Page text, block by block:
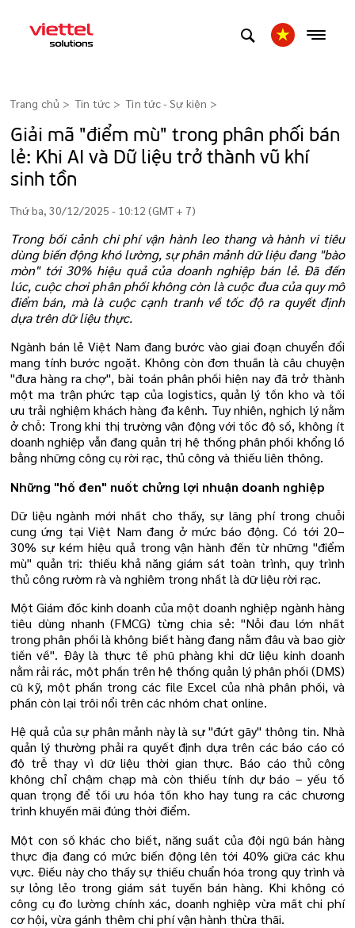
Trang chủ Tin tức Tin tức - Sự kiện >
Giải mã "điểm mù" trong phân phối bán
lẻ: Khi AI và Dữ liệu trở thành vũ khí
sinh tồn
Thứ ba, 30/12/2025 - 10:12 (GMT + 7)
Trong bối cảnh chi phí vận hành leo thang và hành vi tiêu
dùng biến động khó lường, sự phân mảnh dữ liệu đang "bào
mòn" tới 30% hiệu quả của doanh nghiệp bán lẻ. Đã đến
lúc, cuộc chơi phân phối không còn là cuộc đua của quy mô
điểm bán, mà là cuộc cạnh tranh về tốc độ ra quyết định
dựa trên dữ liệu thực.
Ngành bán lẻ Việt Nam đang bước vào giai đoạn chuyển đổi
mang tính bước ngoặt. Không còn đơn thuần là câu chuyện
"đưa hàng ra chợ", bài toán phân phối hiện nay đã trở thành
một ma trận phức tạp của logistics, quản lý tồn kho và tối
ưu trải nghiệm khách hàng đa kênh. Tuy nhiên, nghịch lý nằm
ở chỗ: Trong khi thị trường vận động với tốc độ số, không ít
doanh nghiệp vẫn đang quản trị hệ thống phân phối khổng lồ
bằng những công cụ rời rạc, thủ công và thiếu liên thông.
Những "hố đen" nuốt chửng lợi nhuận doanh nghiệp
Dữ liệu ngành mới nhất cho thấy, sự lãng phí trong chuỗi
cung ứng tại Việt Nam đang ở mức báo động. Có tới 20–
30% sự kém hiệu quả trong vận hành đến từ những "điểm
mù" quản trị: thiếu khả năng giám sát toàn trình, quy trình
thủ công rườm rà và nghiêm trọng nhất là dữ liệu rời rạc.
Một Giám đốc kinh doanh của một doanh nghiệp ngành hàng
tiêu dùng nhanh (FMCG) từng chia sẻ: "Nỗi đau lớn nhất
trong phân phối là không biết hàng đang nằm đâu và bao giờ
tiền về". Đây là thực tế phũ phàng khi dữ liệu kinh doanh
nằm rải rác, một phần trên hệ thống quản lý phân phối (DMS)
cũ kỹ, một phần trong các file Excel của nhà phân phối, và
phần còn lại trôi nổi trên các nhóm chat online.
Hệ quả của sự phân mảnh này là sự "đứt gãy" thông tin. Nhà
quản lý thường phải ra quyết định dựa trên các báo cáo có
độ trễ thay vì dữ liệu thời gian thực. Báo cáo thủ công
không chỉ chậm chạp mà còn thiếu tính dự báo – yếu tố
quan trọng để tối ưu hóa tồn kho hay tung ra các chương
trình khuyến mãi đúng thời điểm.
Một con số khác cho biết, năng suất của đội ngũ bán hàng
thực địa đang có mức biến động lên tới 40% giữa các khu
vực. Điều này cho thấy sự thiếu chuẩn hóa trong quy trình và
sự lỏng lẻo trong giám sát tuyến bán hàng. Khi không có
công cụ đo lường chính xác, doanh nghiệp vừa mất chi phí
cơ hội, vừa gánh thêm chi phí vận hành thừa thãi.